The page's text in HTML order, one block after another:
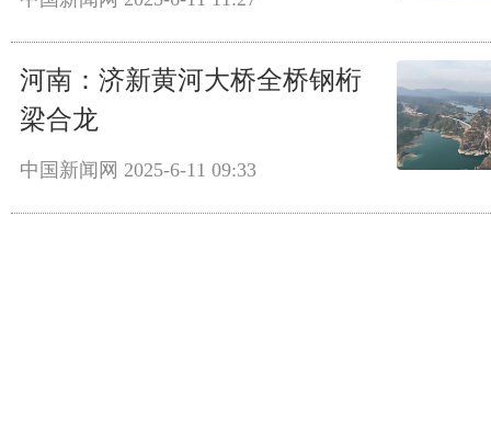
河南：济新黄河大桥全桥钢桁
梁合龙
中国新闻网 2025-6-11 09:33